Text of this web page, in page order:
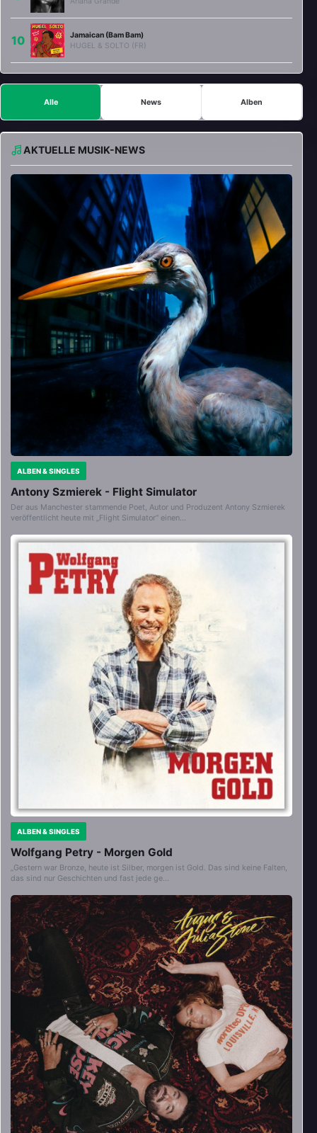
Jamaican (Bam Bam)
HUGEL & SOLTO (FR)
Alle News Alben
AKTUELLE MUSIK-NEWS
ALBEN & SINGLES
Antony Szmierek - Flight Simulator
Der aus Manchester stammende Poet, Autor und Produzent Antony Szmierek
veröffentlicht heute mit „Flight Simulator“ einen…
ALBEN & SINGLES
Wolfgang Petry - Morgen Gold
„Gestern war Bronze, heute ist Silber, morgen ist Gold. Das sind keine Falten,
das sind nur Geschichten und fast jede ge…